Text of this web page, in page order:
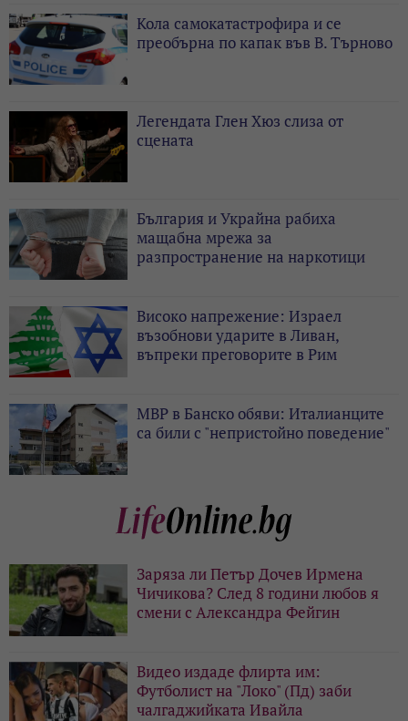
Кола самокатастрофира и се
преобърна по капак във В. Търново
Легендата Глен Хюз слиза от
сцената
България и Украйна рабиха
мащабна мрежа за
разпространение на наркотици
Високо напрежение: Израел
възобнови ударите в Ливан,
въпреки преговорите в Рим
МВР в Банско обяви: Италианците
са били с "непристойно поведение"
Заряза ли Петър Дочев Ирмена
Чичикова? След 8 години любов я
смени с Александра Фейгин
Видео издаде флирта им:
Футболист на "Локо" (Пд) заби
чалгаджийката Ивайла